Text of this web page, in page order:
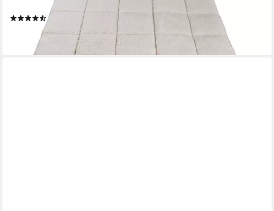
für ganzjährige Nutzung
(24)
ab 115,00 €
lieferbar - in 3-4 Werktagen bei dir